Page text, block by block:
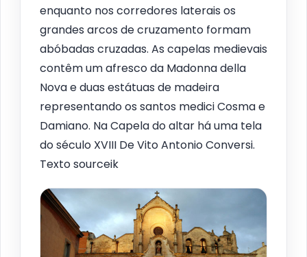
enquanto nos corredores laterais os
grandes arcos de cruzamento formam
abóbadas cruzadas. As capelas medievais
contêm um afresco da Madonna della
Nova e duas estátuas de madeira
representando os santos medici Cosma e
Damiano. Na Capela do altar há uma tela
do século XVIII De Vito Antonio Conversi.
Texto sourceik